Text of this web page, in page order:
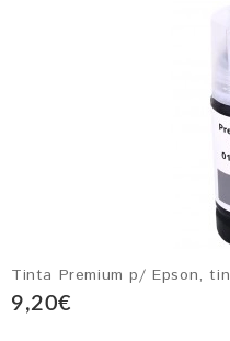
9,20€